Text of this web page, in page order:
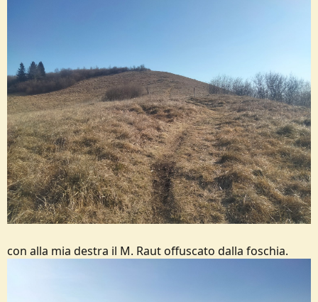
con alla mia destra il M. Raut offuscato dalla foschia.